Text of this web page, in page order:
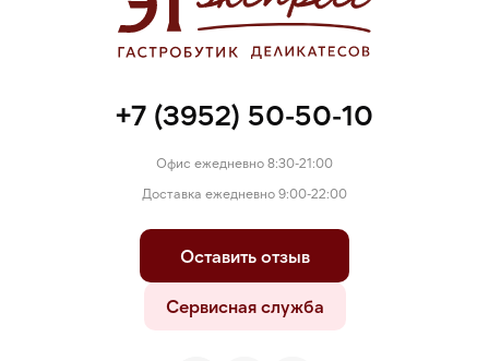
+7 (3952) 50-50-10
Офис ежедневно 8:30-21:00
Доставка ежедневно 9:00-22:00
Оставить отзыв
Сервисная служба